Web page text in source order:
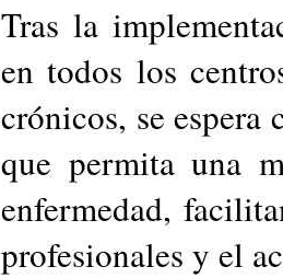
Tras la
en todos los
crónicos, se
que permita una
enfermedad,
profesionales y el